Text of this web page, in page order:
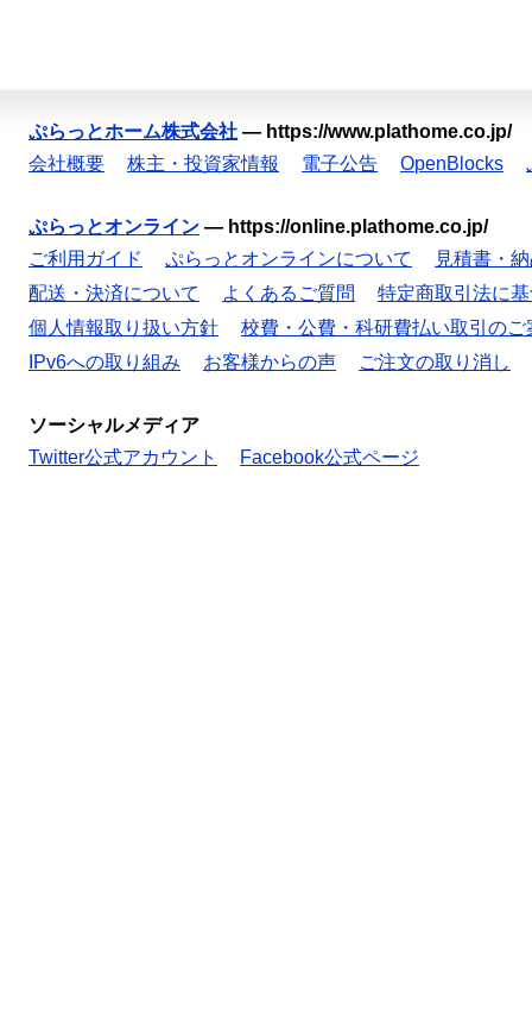
ぷらっとホーム株式会社 — https://www.plathome.co.jp/
会社概要
株主・投資家情報 電子公告 OpenBlocks
ぷらっとオンライン — https://online.plathome.co.jp/
ご利用ガイド
ぷらっとオンラインについて
見積書・
配送・決済について
よくあるご質問
特定商取引法に
個人情報取り扱い方針
校費・公費・科研費払い取引のご
IPv6への取り組み
お客様からの声 ご注文の取り消し
ソーシャルメディア
Twitter公式アカウント
Facebook公式ページ